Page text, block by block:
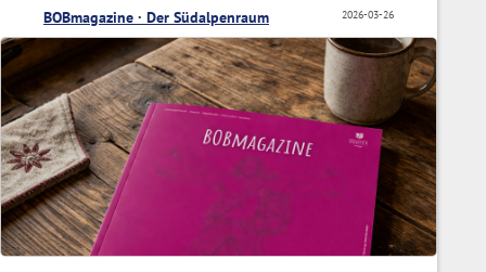
2026-03-26
BOBmagazine · Der Südalpenraum